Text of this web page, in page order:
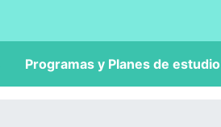
Programas y Planes de estudio